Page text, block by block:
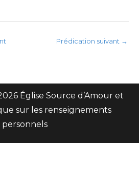
Prédication suivant →
Église Source d’Amour et
sur les renseignements
personnels